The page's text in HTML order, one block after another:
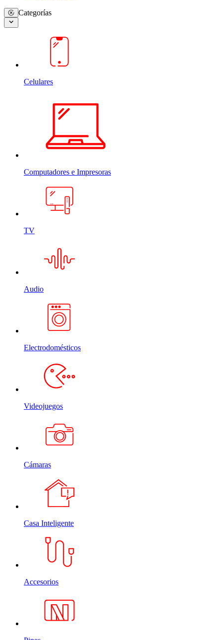
Categorías
Celulares
Computadores e Impresoras
TV
Audio
Electrodomésticos
Videojuegos
Cámaras
Casa Inteligente
Accesorios